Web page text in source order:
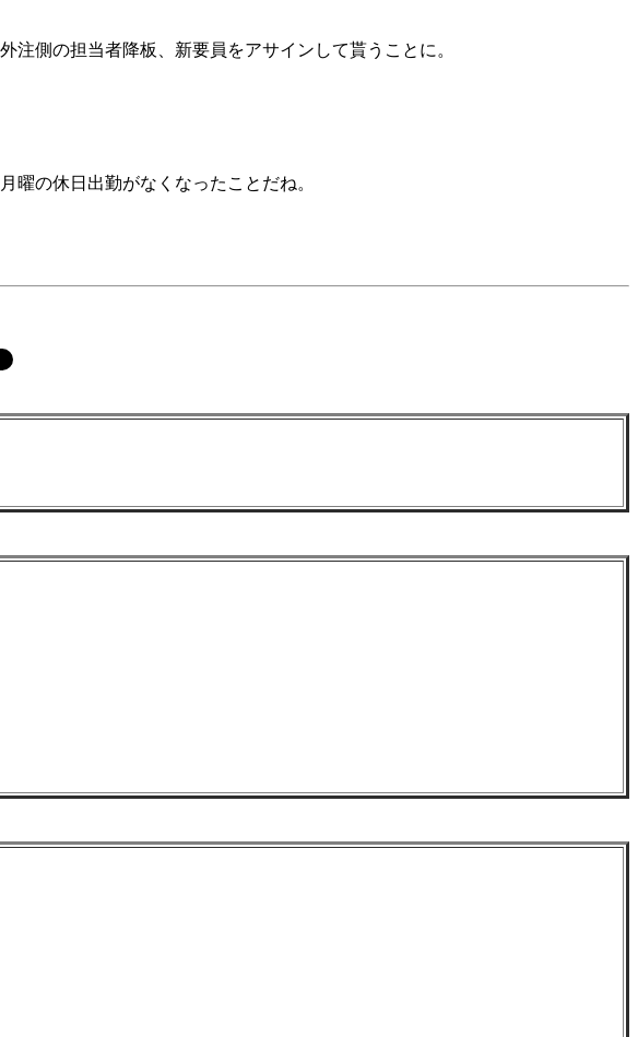
側の担当者降板、新要員をアサインして貰うことに。
曜の休日出勤がなくなったことだね。